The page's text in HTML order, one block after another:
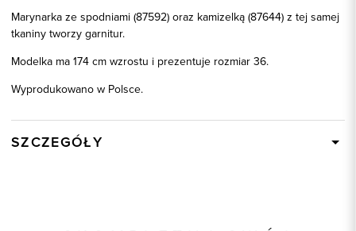
Marynarka ze spodniami (87592) oraz kamizelką (87644) z tej samej
tkaniny tworzy garnitur.
Modelka ma 174 cm wzrostu i prezentuje rozmiar 36.
Wyprodukowano w Polsce.
SZCZEGÓŁY